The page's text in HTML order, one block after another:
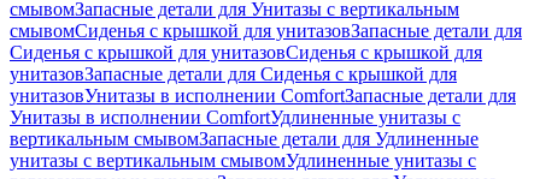
смывомЗапасные детали для Унитазы с вертикальным
смывомСиденья с крышкой для унитазовЗапасные детали для
Сиденья с крышкой для унитазовСиденья с крышкой для
унитазовЗапасные детали для Сиденья с крышкой для
унитазовУнитазы в исполнении ComfortЗапасные детали для
Унитазы в исполнении ComfortУдлиненные унитазы с
вертикальным смывомЗапасные детали для Удлиненные
унитазы с вертикальным смывомУдлиненные унитазы с